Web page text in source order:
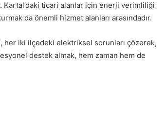
ticari alanlar için enerji verimliliği
da önemli hizmet alanları arasındadır.
, her iki ilçedeki elektriksel sorunları çözerek,
destek almak, hem zaman hem de